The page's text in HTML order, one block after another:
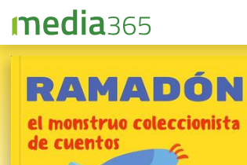
¿Consideras que los cuentos son
importantes para el desarrollo infantil?
cuentos, tanto que en algún momento
decide llevárselos a su mundo debido a
que ya nadie los lee. Roberto y Gabriel se